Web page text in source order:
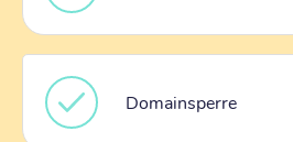
Domainsperre